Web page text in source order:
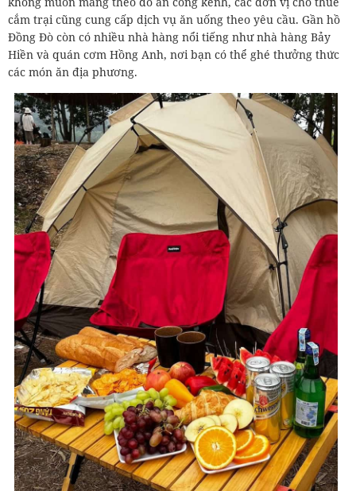
cắm trại cũng cung cấp dịch vụ ăn uống theo yêu cầu. Gần hồ
Đồng Đò còn có nhiều nhà hàng nổi tiếng như nhà hàng Bảy
Hiền và quán cơm Hồng Anh, nơi bạn có thể ghé thưởng thức
các món ăn địa phương.